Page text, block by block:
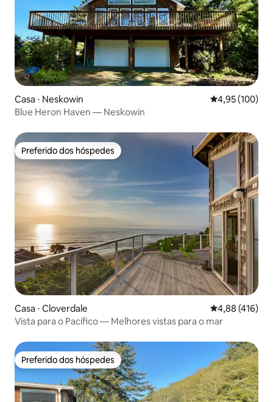
Casa ⋅ Neskowin 4,95 de uma
4,95 (100)
Blue Heron Haven — Neskowin
Preferido dos hóspedes
Preferido dos hóspedes
Casa ⋅ Cloverdale 4,88 de uma
4,88 (416)
Vista para o Pacífico — Melhores vistas para o mar
Preferido dos hóspedes
Preferido dos hóspedes